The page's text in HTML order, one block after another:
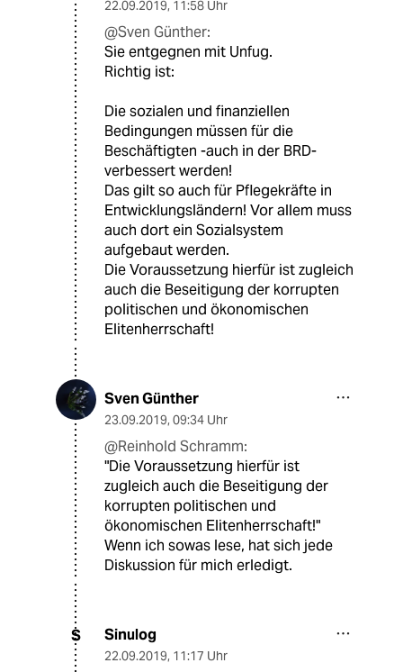
22.09.2019, 11:58 Uhr
@Sven Günther:
Sie entgegnen mit Unfug.
Richtig ist:
Die sozialen und finanziellen
Bedingungen müssen für die
Beschäftigten -auch in der BRD-
verbessert werden!
Das gilt so auch für Pflegekräfte in
Entwicklungsländern! Vor allem muss
auch dort ein Sozialsystem
aufgebaut werden.
Die Voraussetzung hierfür ist zugleich
auch die Beseitigung der korrupten
politischen und ökonomischen
Elitenherrschaft!
Sven Günther
23.09.2019, 09:34 Uhr
@Reinhold Schramm:
"Die Voraussetzung hierfür ist
zugleich auch die Beseitigung der
korrupten politischen und
ökonomischen Elitenherrschaft!"
Wenn ich sowas lese, hat sich jede
Diskussion für mich erledigt.
S Sinulog
22.09.2019, 11:17 Uhr